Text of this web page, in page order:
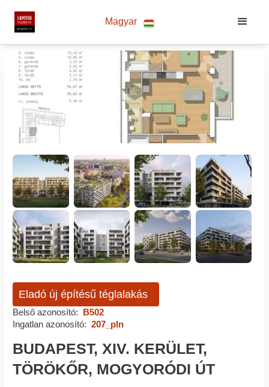
Magyar
Eladó új építésű téglalakás
Belső azonosító: B502
Ingatlan azonosító: 207_pln
BUDAPEST, XIV. KERÜLET,
TÖRÖKŐR, MOGYORÓDI ÚT